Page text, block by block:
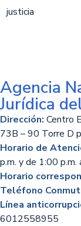
Agencia
Jurídica
Dirección: Centro
73B – 90 Torre D
Horario de
p.m. y de 1:00 p.m.
Horario
Teléfono
Línea
6012558955